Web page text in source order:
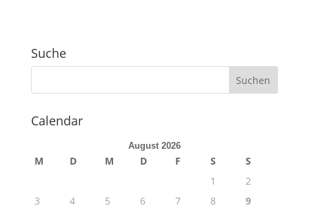
Suche
Calendar
August 2026
M D M D F S
S
1
2
3
4 5 6 7 8
9